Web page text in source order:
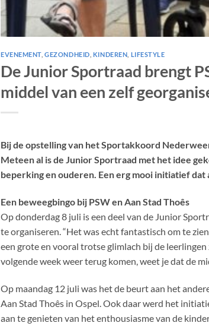
EVENEMENT ,GEZONDHEID KINDEREN LIFESTYLE
De Junior Sportraad brengt
middel van een zelf
Bij de opstelling van het Sportakkoord
Meteen al is de Junior Sportraad met het idee
beperking en ouderen. Een erg mooi initiatief
Een beweegbingo bij PSW en Aan Stad Thoês
Op donderdag 8 juli is een deel van de Junior
te organiseren. “Het was echt fantastisch om te
een grote en vooral trotse glimlach bij de
volgende week weer terug komen, weet je dat de
Op maandag 12 juli was het de beurt aan het
Aan Stad Thoês in Ospel. Ook daar werd het
aan te genieten van het enthousiasme van de